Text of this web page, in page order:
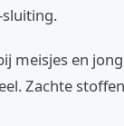
sluiting.
meisjes en
Zachte